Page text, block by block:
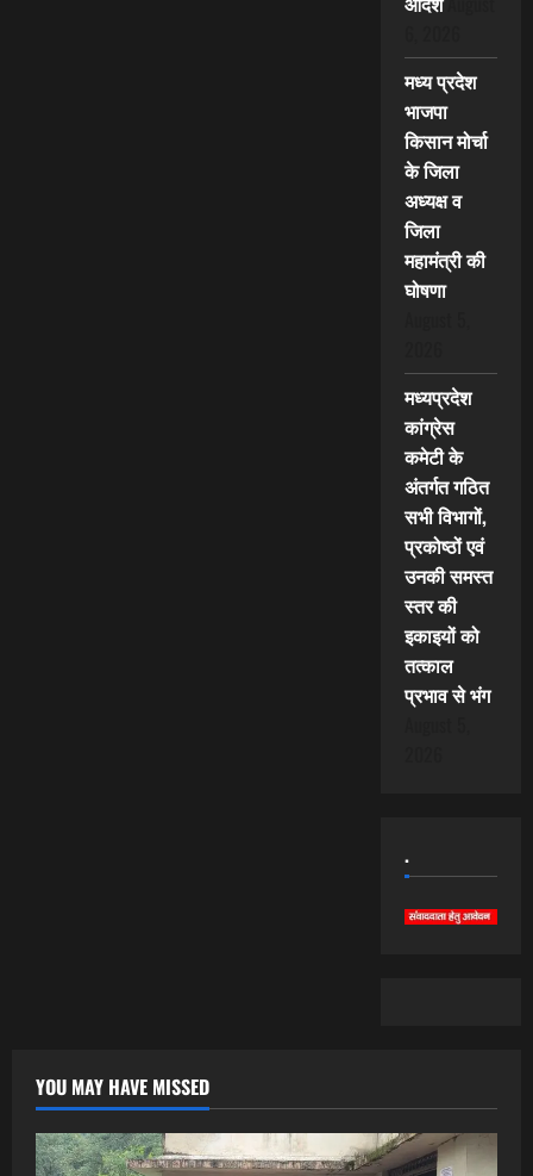
मध्य प्रदेश
भाजपा
किसान मोर्चा
के जिला
अध्यक्ष व
जिला
महामंत्री की
घोषणा
मध्यप्रदेश
कांग्रेस
कमेटी के
अंतर्गत गठित
सभी विभागों,
प्रकोष्ठों एवं
उनकी समस्त
स्तर की
इकाइयों को
तत्काल
प्रभाव से भंग
.
YOU MAY HAVE MISSED